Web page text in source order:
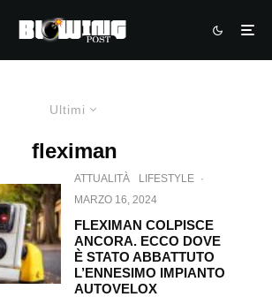
Ultimi
fleximan
ATTUALITÀ LIFESTYLE ·
MARZO 16, 2024
FLEXIMAN COLPISCE
ANCORA. ECCO DOVE
È STATO ABBATTUTO
L’ENNESIMO IMPIANTO
AUTOVELOX